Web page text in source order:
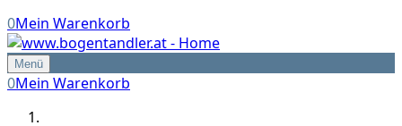
0Mein Warenkorb
Menü
0Mein Warenkorb